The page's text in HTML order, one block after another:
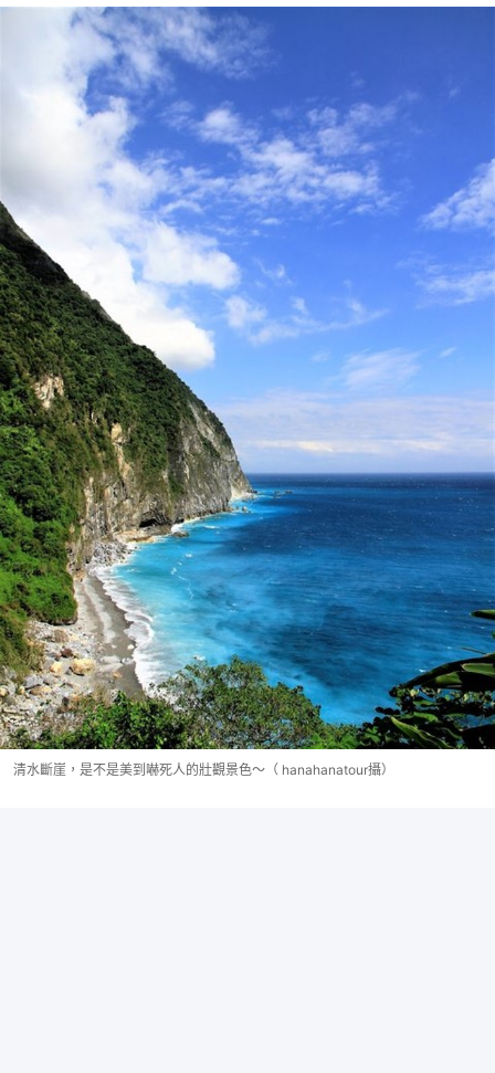
清水斷崖，是不是美到嚇死人的壯觀景色～（ hanahanatour攝）